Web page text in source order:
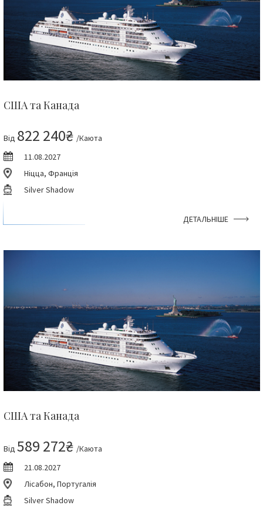
США та Канада
Від 822 240₴ /Каюта
11.08.2027
Ніцца, Франція
Silver Shadow
ДЕТАЛЬНІШЕ
США та Канада
Від 589 272₴ /Каюта
21.08.2027
Лісабон, Португалія
Silver Shadow